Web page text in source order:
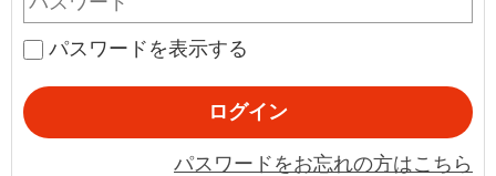
パスワードを表示する
パスワードをお忘れの方はこちら